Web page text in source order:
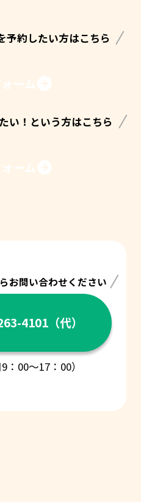
予約したい方はこちら
い！という方はこちら
お問い合わせください
4101（代）
：00〜17：00）